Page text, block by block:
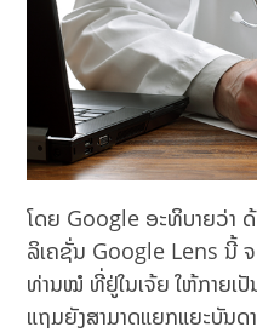
ໂດຍ Google ອະທິບາຍວ່າ
ລິເຄຊັ່ນ Google Lens ນີ້ ຈ
ທ່ານໝໍ ທີ່ຢູ່ໃນເຈ້ຍ ໃຫ້ກາຍເ
ແຖມຍັງສາມາດແຍກແຍະບັນ